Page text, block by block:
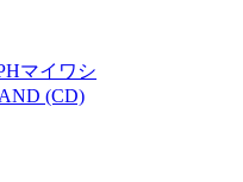
マイワシ
(CD)